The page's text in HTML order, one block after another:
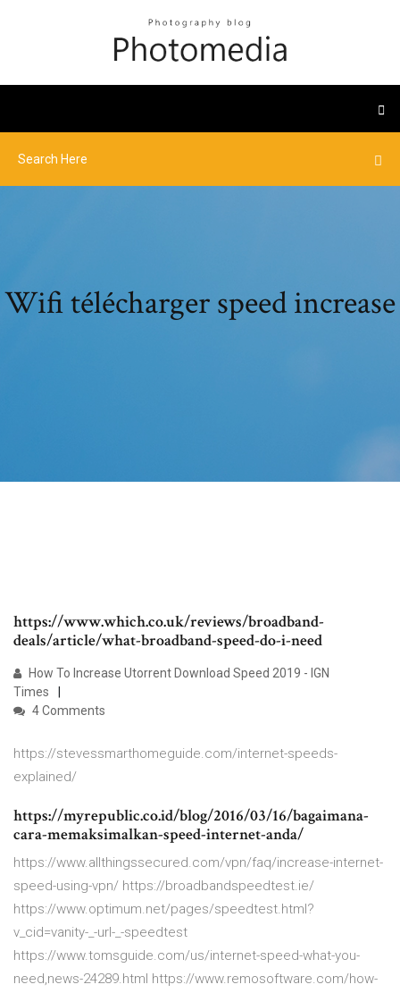
Wifi télécharger speed increase
https://www.which.co.uk/reviews/broadband-
deals/article/what-broadband-speed-do-i-need
How To Increase Utorrent Download Speed 2019 - IGN
Times
4 Comments
https://stevessmarthomeguide.com/internet-speeds-
explained/
https://myrepublic.co.id/blog/2016/03/16/bagaimana-
cara-memaksimalkan-speed-internet-anda/
https://www.allthingssecured.com/vpn/faq/increase-internet-
speed-using-vpn/ https://broadbandspeedtest.ie/
https://www.optimum.net/pages/speedtest.html?
v_cid=vanity-_-url-_-speedtest
https://www.tomsguide.com/us/internet-speed-what-you-
need,news-24289.html https://www.remosoftware.com/how-